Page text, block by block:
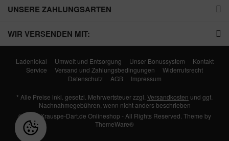
UNSERE ZAHLUNGSARTEN
WIR VERSENDEN MIT:
Ladenlokal Umwelt und Entsorgung Unser Bonussystem
Kontakt
Service
Versand und Zahlungsbedingungen
Widerrufsrecht
Datenschutz
AGB Impressum
* Alle Preise inkl. gesetzl. Mehrwertsteuer zzgl. Versandkosten und ggf.
Nachnahmegebühren, wenn nicht anders beschrieben
© 2026 Krauspe-Dart.de Onlineshop - All Rights Reserved. Theme by
ThemeWare®